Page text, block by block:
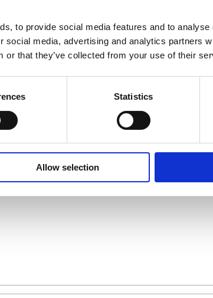
to provide social media features and to
social media, advertising and analytics partners
or that they’ve collected from your use of their
Statistics
Allow selection
in Ihrer